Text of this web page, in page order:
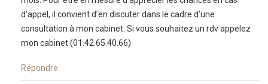
d’appel, il convient d’en discuter dans le cadre d’une
consultation à mon cabinet. Si vous souhaitez un rdv appelez
mon cabinet (01.42.65.40.66)
Répondre